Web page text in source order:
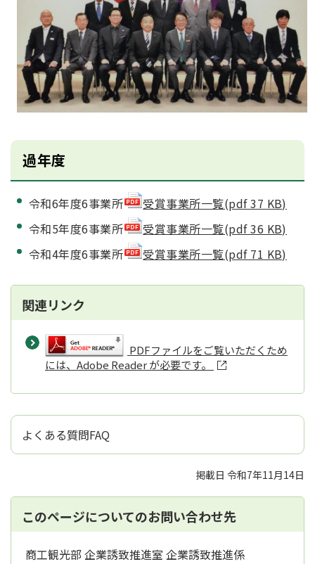
過年度
令和6年度6事業所
受賞事業所一覧(pdf 37 KB)
令和5年度6事業所
受賞事業所一覧(pdf 36 KB)
令和4年度6事業所
受賞事業所一覧(pdf 71 KB)
関連リンク
PDFファイルをご覧いただくため
には、Adobe Reader が必要です。
よくある質問FAQ
掲載日 令和7年11月14日
このページについてのお問い合わせ先
商工観光部 企業誘致推進室 企業誘致推進係